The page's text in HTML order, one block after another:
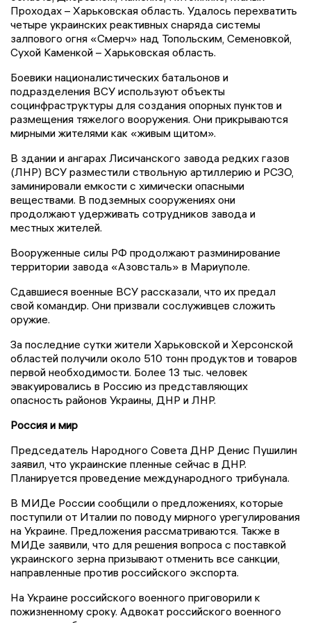
Проходах – Харьковская область. Удалось перехватить
четыре украинских реактивных снаряда системы
залпового огня «Смерч» над Топольским, Семеновкой,
Сухой Каменкой – Харьковская область.
Боевики националистических батальонов и
подразделения ВСУ используют объекты
социнфраструктуры для создания опорных пунктов и
размещения тяжелого вооружения. Они прикрываются
мирными жителями как «живым щитом».
В здании и ангарах Лисичанского завода редких газов
(ЛНР) ВСУ разместили ствольную артиллерию и РСЗО,
заминировали емкости с химически опасными
веществами. В подземных сооружениях они
продолжают удерживать сотрудников завода и
местных жителей.
Вооруженные силы РФ продолжают разминирование
территории завода «Азовсталь» в Мариуполе.
Сдавшиеся военные ВСУ рассказали, что их предал
свой командир. Они призвали сослуживцев сложить
оружие.
За последние сутки жители Харьковской и Херсонской
областей получили около 510 тонн продуктов и товаров
первой необходимости. Более 13 тыс. человек
эвакуировались в Россию из представляющих
опасность районов Украины, ДНР и ЛНР.
Россия и мир
Председатель Народного Совета ДНР Денис Пушилин
заявил, что украинские пленные сейчас в ДНР.
Планируется проведение международного трибунала.
В МИДе России сообщили о предложениях, которые
поступили от Италии по поводу мирного урегулирования
на Украине. Предложения рассматриваются. Также в
МИДе заявили, что для решения вопроса с поставкой
украинского зерна призывают отменить все санкции,
направленные против российского экспорта.
На Украине российского военного приговорили к
пожизненному сроку. Адвокат российского военного